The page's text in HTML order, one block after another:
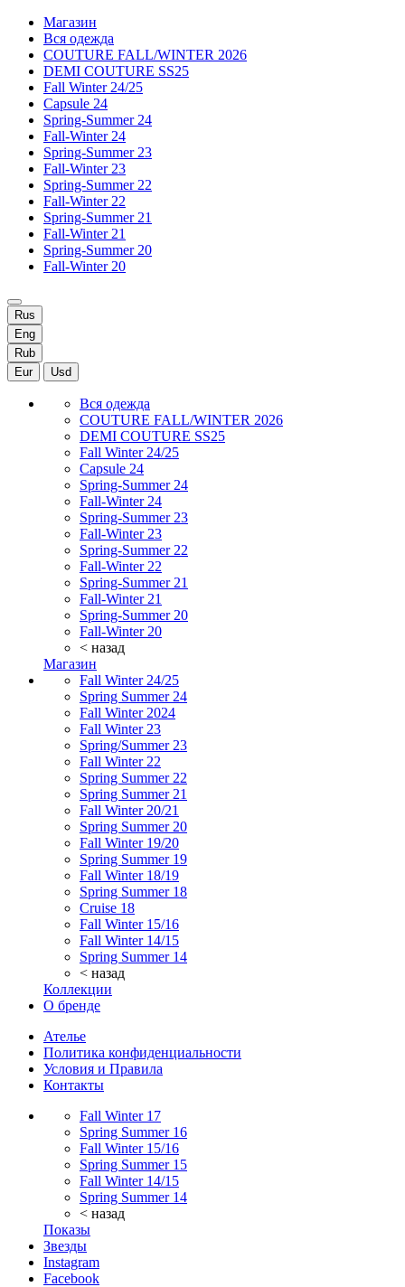
Магазин
Вся одежда
COUTURE FALL/WINTER 2026
DEMI COUTURE SS25
Fall Winter 24/25
Capsule 24
Spring-Summer 24
Fall-Winter 24
Spring-Summer 23
Fall-Winter 23
Spring-Summer 22
Fall-Winter 22
Spring-Summer 21
Fall-Winter 21
Spring-Summer 20
Fall-Winter 20
Rus
Eng
Rub
Eur
Usd
Вся одежда
COUTURE FALL/WINTER 2026
DEMI COUTURE SS25
Fall Winter 24/25
Capsule 24
Spring-Summer 24
Fall-Winter 24
Spring-Summer 23
Fall-Winter 23
Spring-Summer 22
Fall-Winter 22
Spring-Summer 21
Fall-Winter 21
Spring-Summer 20
Fall-Winter 20
< назад
Магазин
Fall Winter 24/25
Spring Summer 24
Fall Winter 2024
Fall Winter 23
Spring/Summer 23
Fall Winter 22
Spring Summer 22
Spring Summer 21
Fall Winter 20/21
Spring Summer 20
Fall Winter 19/20
Spring Summer 19
Fall Winter 18/19
Spring Summer 18
Cruise 18
Fall Winter 15/16
Fall Winter 14/15
Spring Summer 14
< назад
Коллекции
О бренде
Ателье
Политика конфиденциальности
Условия и Правила
Контакты
Fall Winter 17
Spring Summer 16
Fall Winter 15/16
Spring Summer 15
Fall Winter 14/15
Spring Summer 14
< назад
Показы
Звезды
Instagram
Facebook